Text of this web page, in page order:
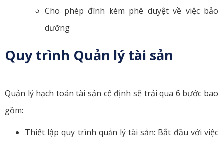
Cho phép đính kèm phê duyệt về việc bảo
dưỡng
Quy trình Quản lý tài sản
Quản lý hạch toán tài sản cố định sẽ trải qua 6 bước bao
gồm:
Thiết lập quy trình quản lý tài sản: Bắt đầu với việc